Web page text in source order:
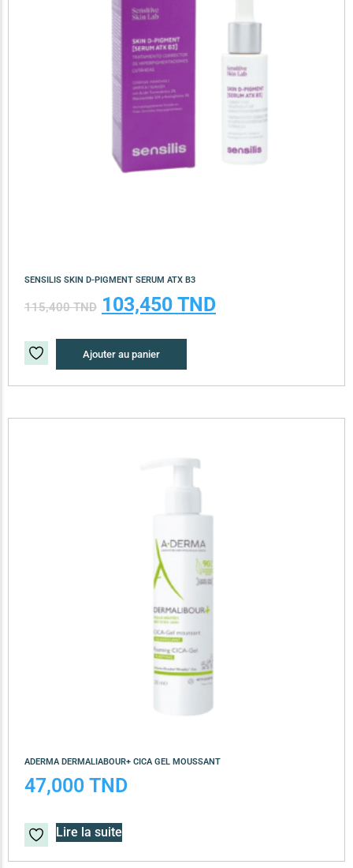
ADERMA DERMALIABOUR+ CICA GEL MOUSSANT
47,000 TND
Lire la suite
SENSILIS SKIN D-PIGMENT SERUM ATX B3
115,400TND 103,450 TND
Ajouter au panier